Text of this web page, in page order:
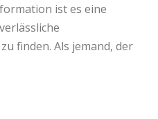
ist es eine
finden. Als jemand, der